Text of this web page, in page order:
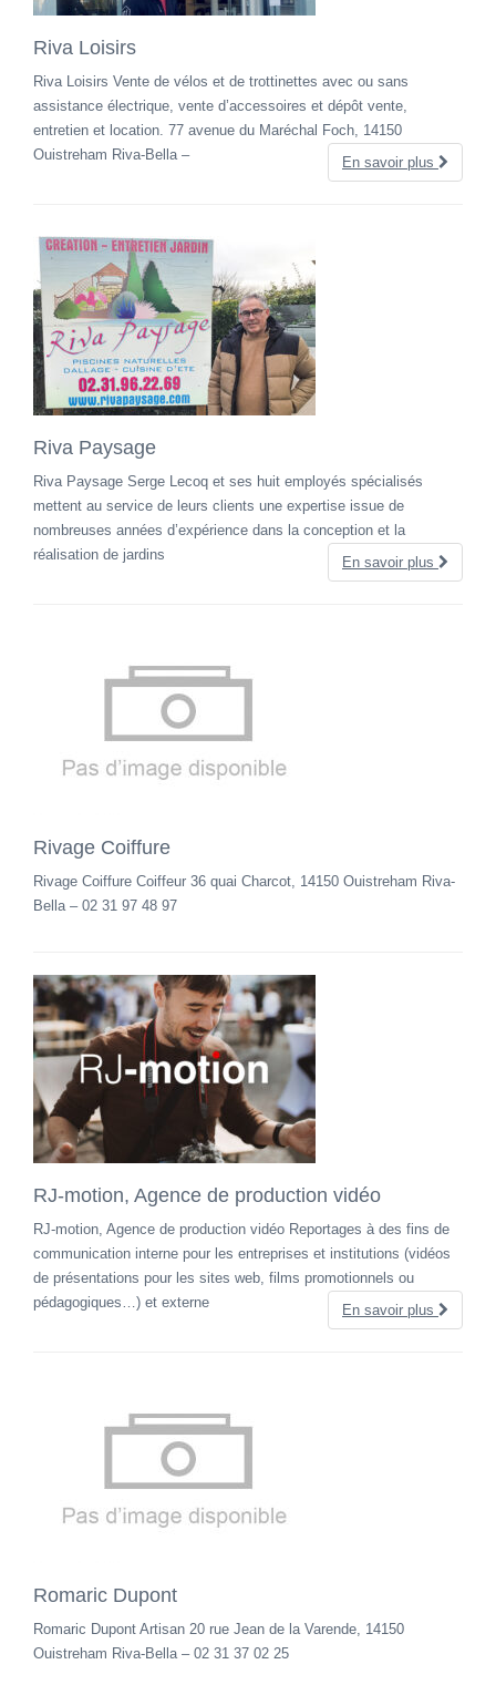
Riva Loisirs
Riva Loisirs Vente de vélos et de trottinettes avec ou sans
assistance électrique, vente d’accessoires et dépôt vente,
entretien et location. 77 avenue du Maréchal Foch, 14150
Ouistreham Riva-Bella –
En savoir plus
Riva Paysage
Riva Paysage Serge Lecoq et ses huit employés spécialisés
mettent au service de leurs clients une expertise issue de
nombreuses années d’expérience dans la conception et la
réalisation de jardins
En savoir plus
Rivage Coiffure
Rivage Coiffure Coiffeur 36 quai Charcot, 14150 Ouistreham Riva-
Bella – 02 31 97 48 97
RJ-motion, Agence de production vidéo
RJ-motion, Agence de production vidéo Reportages à des fins de
communication interne pour les entreprises et institutions (vidéos
de présentations pour les sites web, films promotionnels ou
pédagogiques…) et externe
En savoir plus
Romaric Dupont
Romaric Dupont Artisan 20 rue Jean de la Varende, 14150
Ouistreham Riva-Bella – 02 31 37 02 25